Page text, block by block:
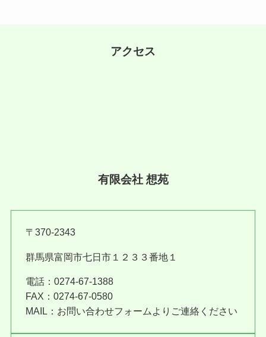
アクセス
有限会社 想苑
〒370-2343
群馬県富岡市七日市１２３３番地１
電話：0274-67-1388
FAX：0274-67-0580
MAIL：お問い合わせフォームよりご連絡ください